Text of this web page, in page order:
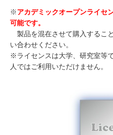
※アカデミックオープンライセ
可能です。
製品を混在させて購入するこ
い合わせください。
※ライセンスは大学、研究室等
人ではご利用いただけません。